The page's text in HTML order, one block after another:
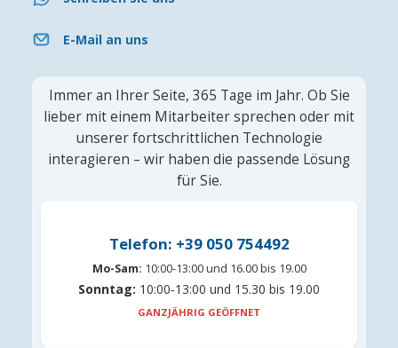
E-Mail an uns
Immer an Ihrer Seite, 365 Tage im Jahr. Ob Sie
lieber mit einem Mitarbeiter sprechen oder mit
unserer fortschrittlichen Technologie
interagieren – wir haben die passende Lösung
für Sie.
Telefon: +39 050 754492
Mo-Sam: 10:00-13:00 und 16.00 bis 19.00
Sonntag: 10:00-13:00 und 15.30 bis 19.00
GANZJÄHRIG GEÖFFNET